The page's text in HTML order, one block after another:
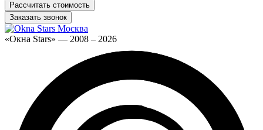
Рассчитать стоимость
Заказать звонок
«Окна Stars» — 2008 – 2026